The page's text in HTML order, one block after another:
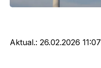
Aktual.: 26.02.2026 11:07